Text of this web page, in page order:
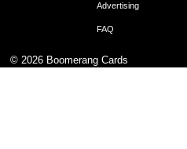
Advertising
FAQ
© 2026 Boomerang Cards